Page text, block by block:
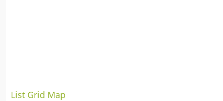
List Grid Map